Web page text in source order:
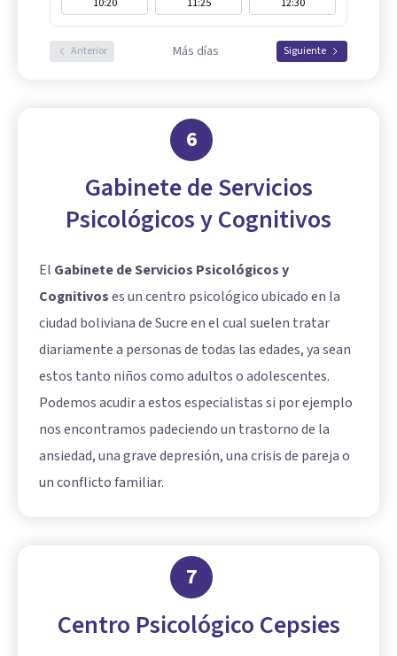
Anterior Más días Siguiente
6
Gabinete de Servicios
Psicológicos y Cognitivos
El Gabinete de Servicios Psicológicos y
Cognitivoses un centro psicológico ubicado en la
ciudad boliviana de Sucre en el cual suelen tratar
diariamente a personas de todas las edades, ya sean
estos tanto niños como adultos o adolescentes.
Podemos acudir a estos especialistas si por ejemplo
nos encontramos padeciendo un trastorno de la
ansiedad, una grave depresión, una crisis de pareja o
un conflicto familiar.
7
Centro Psicológico Cepsies